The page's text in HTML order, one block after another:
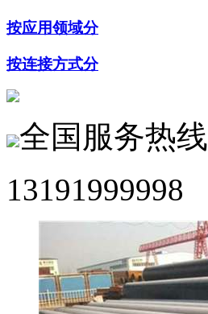
按应用领域分
按连接方式分
全国服务热线
13191999998